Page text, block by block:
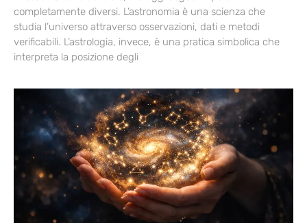
completamente diversi. L’astronomia è una scienza che
studia l’universo attraverso osservazioni, dati e metodi
verificabili. L’astrologia, invece, è una pratica simbolica che
interpreta la posizione degli